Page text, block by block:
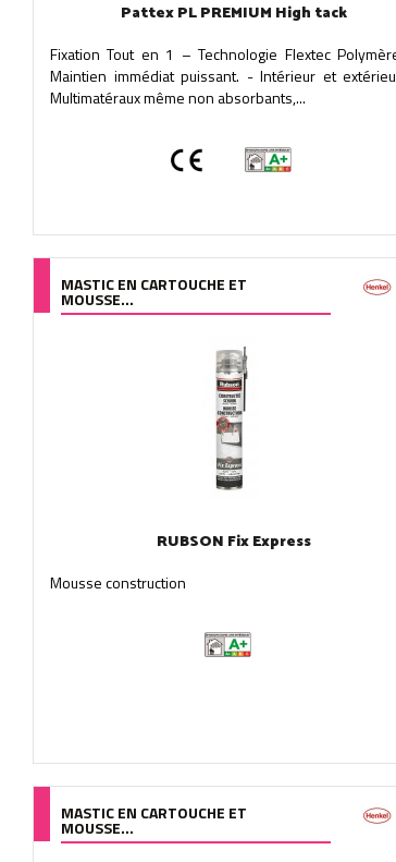
Pattex PL PREMIUM High tack
Fixation Tout en 1 – Technologie Flextec
Maintien immédiat puissant. - Intérieur et
Multimatéraux même non absorbants,...
MASTIC EN CARTOUCHE ET
MOUSSE...
RUBSON Fix Express
Mousse construction
MASTIC EN CARTOUCHE ET
MOUSSE...